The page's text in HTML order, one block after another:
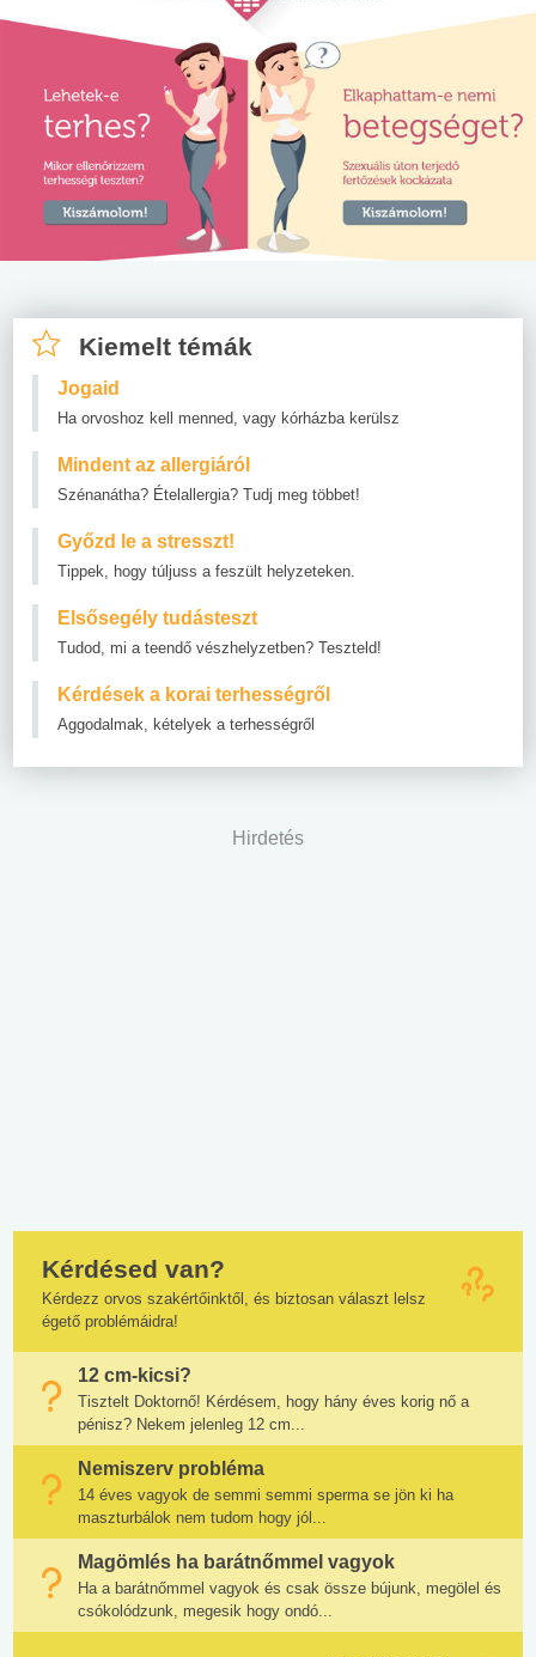
Kiemelt témák
Jogaid
Ha orvoshoz kell menned, vagy kórházba kerülsz
Mindent az allergiáról
Szénanátha? Ételallergia? Tudj meg többet!
Győzd le a stresszt!
Tippek, hogy túljuss a feszült helyzeteken.
Elsősegély tudásteszt
Tudod, mi a teendő vészhelyzetben? Teszteld!
Kérdések a korai terhességről
Aggodalmak, kételyek a terhességről
Hirdetés
Kérdésed van?
Kérdezz orvos szakértőinktől, és biztosan választ lelsz
égető problémáidra!
12 cm-kicsi?
Tisztelt Doktornő! Kérdésem, hogy hány éves korig nő a
pénisz? Nekem jelenleg 12 cm...
Nemiszerv probléma
14 éves vagyok de semmi semmi sperma se jön ki ha
maszturbálok nem tudom hogy jól...
Magömlés ha barátnőmmel vagyok
Ha a barátnőmmel vagyok és csak össze bújunk, megölel és
csókolódzunk, megesik hogy ondó...